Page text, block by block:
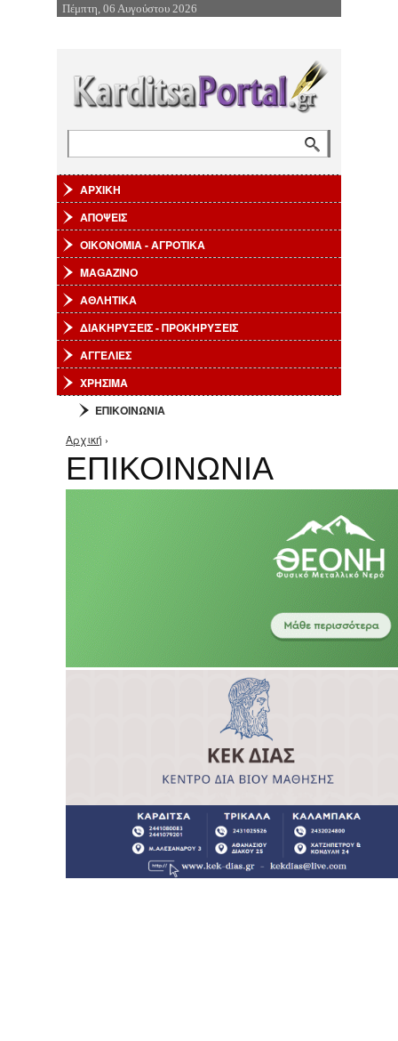
Επιστροφή στην Πλοήγηση
Πέμπτη, 06 Αυγούστου 2026
ΑΡΧΙΚΗ
ΑΠΟΨΕΙΣ
ΟΙΚΟΝΟΜΙΑ - ΑΓΡΟΤΙΚΑ
MAGAZINO
ΑΘΛΗΤΙΚΑ
ΔΙΑΚΗΡΥΞΕΙΣ - ΠΡΟΚΗΡΥΞΕΙΣ
ΑΓΓΕΛΙΕΣ
ΧΡΗΣΙΜΑ
ΕΠΙΚΟΙΝΩΝΙΑ
Είστε εδώ
Αρχική ›
ΕΠΙΚΟΙΝΩΝΙΑ